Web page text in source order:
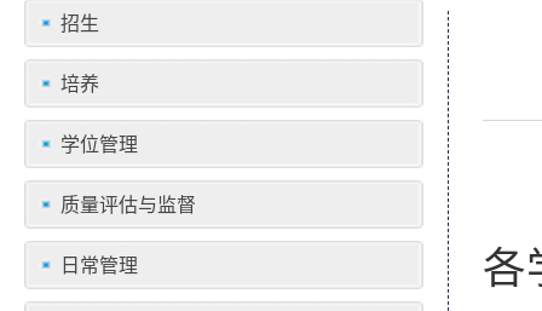
招生
培养
学位管理
质量评估与监督
日常管理
各